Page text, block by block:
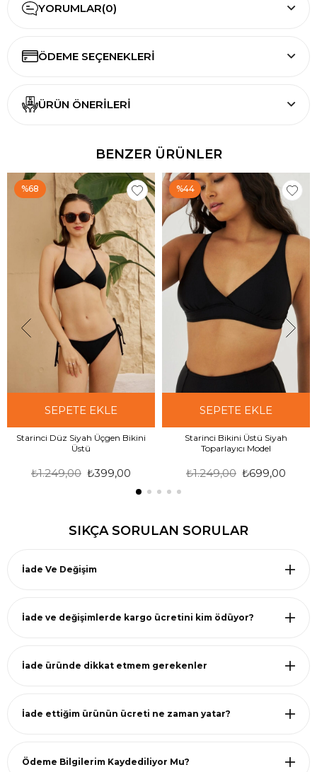
YORUMLAR(0)
ÖDEME SEÇENEKLERI
ÜRÜN ÖNERILERI
BENZER ÜRÜNLER
SEPETE EKLE
Starinci Düz Siyah Üçgen Bikini
Üstü
₺399,00
₺1.249,00
%68
SEPETE EKLE
Starinci Bikini Üstü Siyah
Toparlayıcı Model
₺699,00
₺1.249,00
%44
SIKÇA SORULAN SORULAR
İade Ve Değişim
İade ve değişimlerde kargo ücretini kim ödüyor?
İade üründe dikkat etmem gerekenler
İade ettiğim ürünün ücreti ne zaman yatar?
Ödeme Bilgilerim Kaydediliyor Mu?